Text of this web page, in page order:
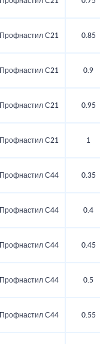
Профнастил С21 0.85
Профнастил С21 0.9
Профнастил С21 0.95
Профнастил С21 1
Профнастил С44 0.35
Профнастил С44 0.4
Профнастил С44 0.45
Профнастил С44 0.5
Профнастил С44 0.55